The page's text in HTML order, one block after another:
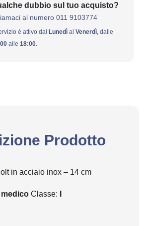
dubbio sul tuo acquisto?
al numero 011 9103774
è attivo dal Lunedì al Venerdì , dalle
alle 18:00
Prodotto
in acciaio inox – 14 cm
Classe: